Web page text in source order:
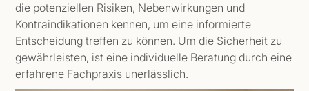
die potenziellen Risiken, Nebenwirkungen und
Kontraindikationen kennen, um eine informierte
Entscheidung treffen zu können. Um die Sicherheit zu
gewährleisten, ist eine individuelle Beratung durch eine
erfahrene Fachpraxis unerlässlich.